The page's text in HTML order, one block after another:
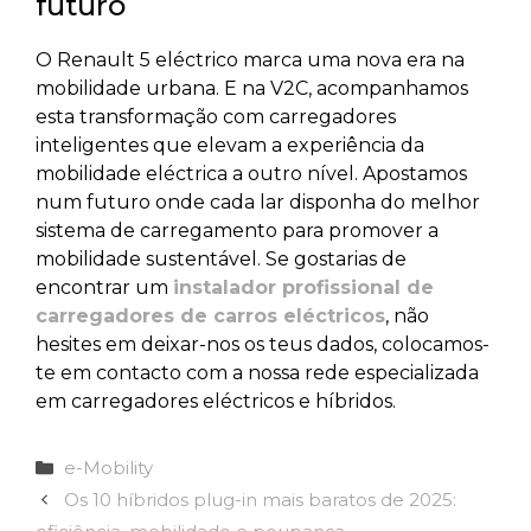
O Renault 5 eléctrico marca uma nova era na
mobilidade urbana. E na V2C, acompanhamos
esta transformação com carregadores
inteligentes que elevam a experiência da
mobilidade eléctrica a outro nível. Apostamos
num futuro onde cada lar disponha do melhor
sistema de carregamento para promover a
mobilidade sustentável. Se gostarias de
encontrar um instalador profissional de
carregadores de carros eléctricos, não
hesites em deixar-nos os teus dados, colocamos-
te em contacto com a nossa rede especializada
em carregadores eléctricos e híbridos.
Categorias
e-Mobility
Os 10 híbridos plug-in mais baratos de 2025: